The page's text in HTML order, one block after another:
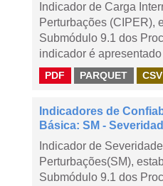
Indicador de Carga
Perturbações (CIPER),
Submódulo 9.1 dos
indicador é
PDF PARQUET CSV
Indicadores de
Básica: SM -
Indicador de
Perturbações(SM),
Submódulo 9.1 dos